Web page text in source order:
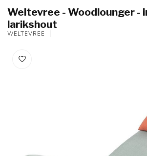
Weltevree - Woodlounger -
larikshout
WELTEVREE